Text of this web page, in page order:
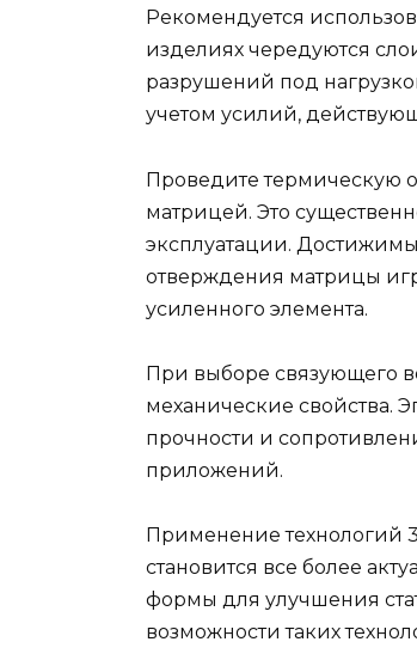
Рекомендуется
изделиях чередуются
разрушений под
учетом усилий,
Проведите термическую
матрицей. Это
эксплуатации.
отверждения матрицы
усиленного элемента.
При выборе связующего
механические свойства.
прочности и
приложений.
Применение технологий
становится все более
формы для улучшения
возможности таких